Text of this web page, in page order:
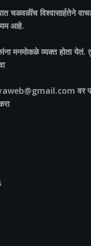
चळवळींच विश्वासार्हतेने
आहे.
मनमोकळे व्यक्त होता येतं.
वर